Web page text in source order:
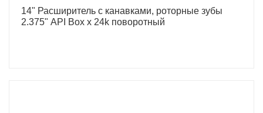
14" Расширитель с канавками, роторные зубы
2.375" API Box x 24k поворотный